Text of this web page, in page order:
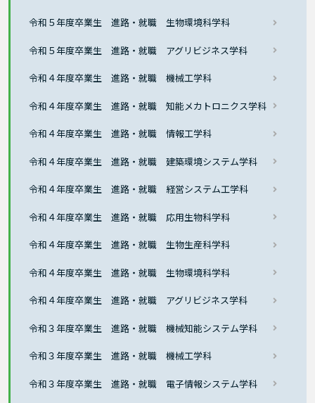
令和５年度卒業生 進路・就職 生物環境科学科
令和５年度卒業生 進路・就職 アグリビジネス学科
令和４年度卒業生 進路・就職 機械工学科
令和４年度卒業生 進路・就職 知能メカトロニクス学科
令和４年度卒業生 進路・就職 情報工学科
令和４年度卒業生 進路・就職 建築環境システム学科
令和４年度卒業生 進路・就職 経営システム工学科
令和４年度卒業生 進路・就職 応用生物科学科
令和４年度卒業生 進路・就職 生物生産科学科
令和４年度卒業生 進路・就職 生物環境科学科
令和４年度卒業生 進路・就職 アグリビジネス学科
令和３年度卒業生 進路・就職 機械知能システム学科
令和３年度卒業生 進路・就職 機械工学科
令和３年度卒業生 進路・就職 電子情報システム学科